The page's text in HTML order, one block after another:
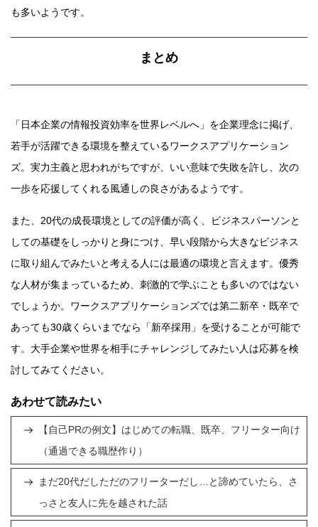
も多いようです。
まとめ
「日本企業の情報投資効率を世界レベルへ」を企業理念に掲げ、
若手が活躍できる環境を整えているワークスアプリケーション
ズ。実力主義と思われがちですが、いい意味で失敗を許し、次の
一歩を応援してくれる風通しの良さがあるようです。
また、20代の成長環境としての評価が高く、ビジネスパーソンと
しての基礎をしっかりと身につけ、早い段階から大きなビジネス
に取り組んでみたいと考える人には最適の環境と言えます。優秀
な人材が集まっているため、刺激的で学ぶことも多いのではない
でしょうか。ワークスアプリケーションズでは第二新卒・既卒で
あっても30歳くらいまでなら「新卒採用」を受けることが可能で
す。大手企業や世界を相手にチャレンジしてみたい人は応募を検
討してみてください。
あわせて読みたい
【自己PRの例文】はじめての転職、既卒、フリーター向け
（通過できる職歴作り）
まだ20代だしただのフリーターだし…と諦めていたら、さ
っさと友人に先を越された話